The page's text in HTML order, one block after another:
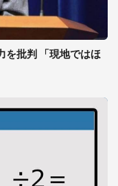
を批判 「現地ではほ